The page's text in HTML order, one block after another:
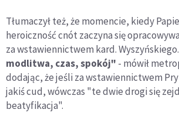
Tłumaczył też, że momencie, kiedy
heroiczność cnót zaczyna się
za wstawiennictwem kard. Wyszyńskiego.
modlitwa, czas, spokój" - mówił
dodając, że jeśli za wstawiennictwem
jakiś cud, wówczas "te dwie drogi się
beatyfikacja".